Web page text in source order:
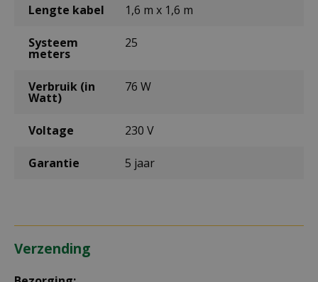
Lengte kabel 1,6 m x 1,6 m
Systeem
meters
25
Verbruik (in
Watt)
76 W
Voltage 230 V
Garantie 5 jaar
Verzending